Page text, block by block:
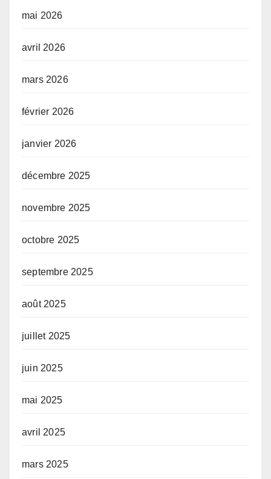
mai 2026
avril 2026
mars 2026
février 2026
janvier 2026
décembre 2025
novembre 2025
octobre 2025
septembre 2025
août 2025
juillet 2025
juin 2025
mai 2025
avril 2025
mars 2025